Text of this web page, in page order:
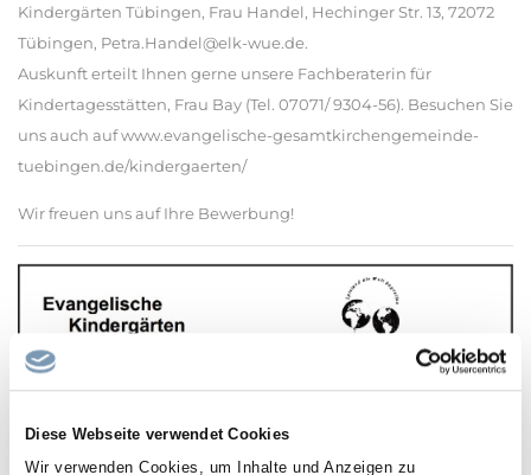
Diese Webseite verwendet Cookies
Wir verwenden Cookies, um Inhalte und Anzeigen zu
Kindergärten Tübingen, Frau Handel, Hechinger Str. 13, 72072
Tübingen, Petra.Handel@elk-wue.de.
Auskunft erteilt Ihnen gerne unsere Fachberaterin für
Kindertagesstätten, Frau Bay (Tel. 07071/ 9304-56). Besuchen Sie
uns auch auf www.evangelische-gesamtkirchengemeinde-
tuebingen.de/kindergaerten/
Wir freuen uns auf Ihre Bewerbung!